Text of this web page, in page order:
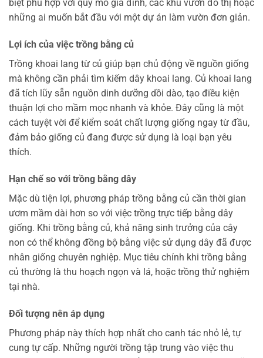
biệt phù hợp với quy mô gia đình, các khu vườn đô thị hoặc
những ai muốn bắt đầu với một dự án làm vườn đơn giản.
Lợi ích của việc trồng bằng củ
Trồng khoai lang từ củ giúp bạn chủ động về nguồn giống
mà không cần phải tìm kiếm dây khoai lang. Củ khoai lang
đã tích lũy sẵn nguồn dinh dưỡng dồi dào, tạo điều kiện
thuận lợi cho mầm mọc nhanh và khỏe. Đây cũng là một
cách tuyệt vời để kiểm soát chất lượng giống ngay từ đầu,
đảm bảo giống củ đang được sử dụng là loại bạn yêu
thích.
Hạn chế so với trồng bằng dây
Mặc dù tiện lợi, phương pháp trồng bằng củ cần thời gian
ươm mầm dài hơn so với việc trồng trực tiếp bằng dây
giống. Khi trồng bằng củ, khả năng sinh trưởng của cây
non có thể không đồng bộ bằng việc sử dụng dây đã được
nhân giống chuyên nghiệp. Mục tiêu chính khi trồng bằng
củ thường là thu hoạch ngọn và lá, hoặc trồng thử nghiệm
tại nhà.
Đối tượng nên áp dụng
Phương pháp này thích hợp nhất cho canh tác nhỏ lẻ, tự
cung tự cấp. Những người trồng tập trung vào việc thu